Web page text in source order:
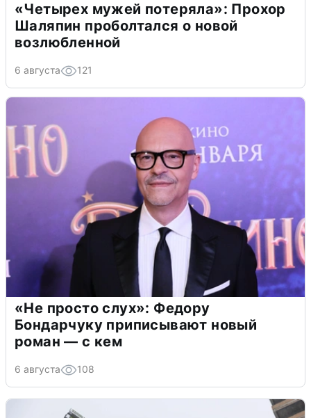
«Четырех мужей потеряла»: Прохор
Шаляпин проболтался о новой
возлюбленной
6 августа 121
«Не просто слух»: Федору
Бондарчуку приписывают новый
роман — с кем
6 августа 108